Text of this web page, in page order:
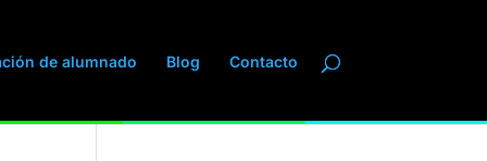
de alumnado Blog Contacto